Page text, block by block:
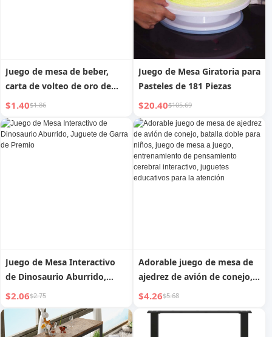
Juego de mesa de beber,
carta de volteo de oro de
Genting, pala, vino, juego de
cartas, póker impermeable
de PVC de Solomon Hykes,
batalla de copas de oro
$1.40$1.86
Juego de Mesa Giratoria para
Pasteles de 181 Piezas
$20.40$105.69
Juego de Mesa Interactivo
de Dinosaurio Aburrido,
Juguete de Garra de Premio
$2.06$2.75
Adorable juego de mesa de
ajedrez de avión de conejo,
batalla doble para niños,
$4.26$5.68